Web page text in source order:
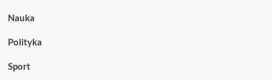
Nauka
Polityka
Sport